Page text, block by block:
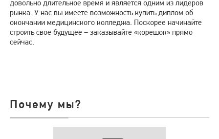
довольно длительное время и является одним из лидеров
рынка. У нас вы имеете возможность купить диплом об
окончании медицинского колледжа. Поскорее начинайте
строить свое будущее – заказывайте «корешок» прямо
сейчас.
Почему мы?